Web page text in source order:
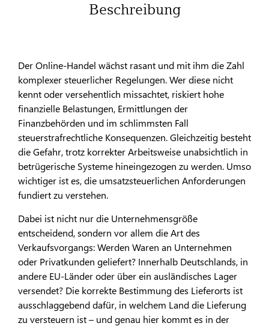
Beschreibung
Der Online-Handel wächst rasant und mit ihm die Zahl
komplexer steuerlicher Regelungen. Wer diese nicht
kennt oder versehentlich missachtet, riskiert hohe
finanzielle Belastungen, Ermittlungen der
Finanzbehörden und im schlimmsten Fall
steuerstrafrechtliche Konsequenzen. Gleichzeitig besteht
die Gefahr, trotz korrekter Arbeitsweise unabsichtlich in
betrügerische Systeme hineingezogen zu werden. Umso
wichtiger ist es, die umsatzsteuerlichen Anforderungen
fundiert zu verstehen.
Dabei ist nicht nur die Unternehmensgröße
entscheidend, sondern vor allem die Art des
Verkaufsvorgangs: Werden Waren an Unternehmen
oder Privatkunden geliefert? Innerhalb Deutschlands, in
andere EU-Länder oder über ein ausländisches Lager
versendet? Die korrekte Bestimmung des Lieferorts ist
ausschlaggebend dafür, in welchem Land die Lieferung
zu versteuern ist – und genau hier kommt es in der